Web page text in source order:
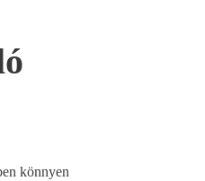
könnyen